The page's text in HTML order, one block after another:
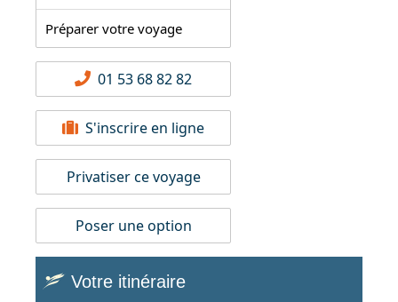
Préparer votre voyage
01 53 68 82 82
S'inscrire en ligne
Privatiser ce voyage
Poser une option
Votre itinéraire